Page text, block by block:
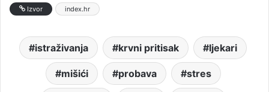
Izvor index.hr
istraživanja krvni pritisak ljekari
mišići probava stres